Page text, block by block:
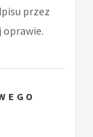
przez
oprawie.